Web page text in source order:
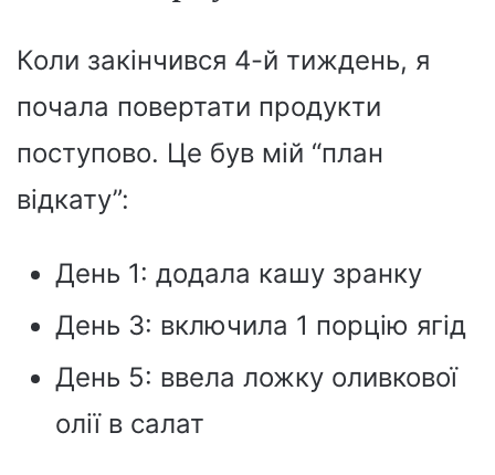
Коли закінчився 4-й тиждень, я
почала повертати продукти
поступово. Це був мій “план
відкату”:
День 1: додала кашу зранку
День 3: включила 1 порцію ягід
День 5: ввела ложку оливкової
олії в салат